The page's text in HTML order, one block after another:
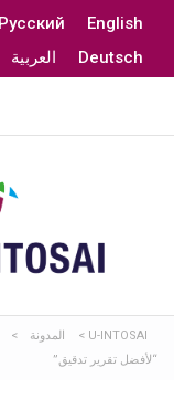
English
Русский
Deutsch
العربية
U-INTOSAI
> المدونة >
“لأفضل تقرير تدقيق”